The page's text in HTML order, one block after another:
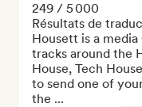
249 / 5 000
Résultats de
Housett is a
tracks around the
House, Tech
to send one of
the ...